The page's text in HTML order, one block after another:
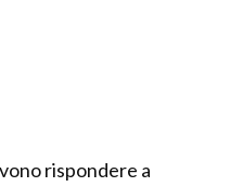
rispondere a